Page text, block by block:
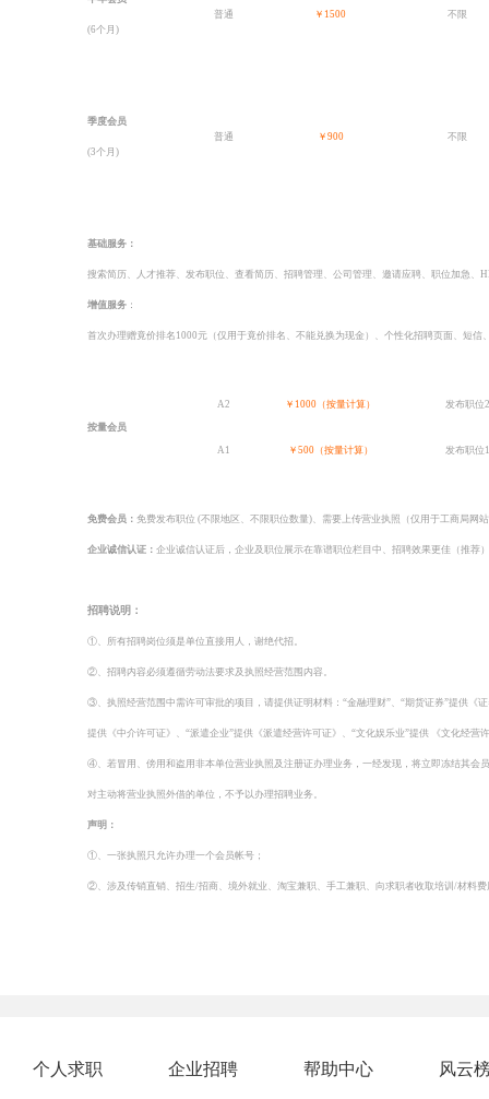
(6个月)
普通 ￥1500 不限
季度会员
(3个月)
普通 ￥900 不限
基础服务：
搜索简历、人才推荐、发布职位、查看简历、招聘管理、公司管理、邀请应聘、职位加急、
增值服务 ：
首次办理赠竟价排名1000元（仅用于竟价排名、不能兑换为现金）、个性化招聘页面、短信
按量会员
A2 ￥1000（按量计算） 发布职位
A1 ￥500（按量计算） 发布职位
免费会员： 免费发布职位 (不限地区、不限职位数量)、需要上传营业执照（仅用于工商局网
企业诚信认证： 企业诚信认证后，企业及职位展示在靠谱职位栏目中、招聘效果更佳（推荐
招聘说明：
①、所有招聘岗位须是单位直接用人，谢绝代招。
②、招聘内容必须遵循劳动法要求及执照经营范围内容。
③、执照经营范围中需许可审批的项目，请提供证明材料：“金融理财”、“期货证券”提供《
提供《中介许可证》、“派遣企业”提供《派遣经营许可证》、“文化娱乐业”提供 《文化经营
④、若冒用、傍用和盗用非本单位营业执照及注册证办理业务，一经发现，将立即冻结其会
对主动将营业执照外借的单位，不予以办理招聘业务。
声明：
①、一张执照只允许办理一个会员帐号；
②、涉及传销直销、招生/招商、境外就业、淘宝兼职、手工兼职、向求职者收取培训/材料
个人求职 企业招聘 帮助中心 风云